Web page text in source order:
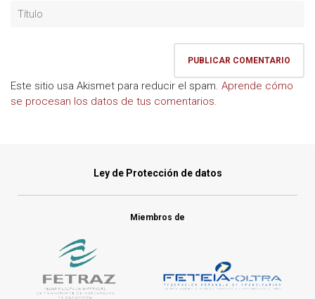
Este sitio usa Akismet para reducir el spam. Aprende cómo
se procesan los datos de tus comentarios.
Ley de Protección de datos
Miembros de